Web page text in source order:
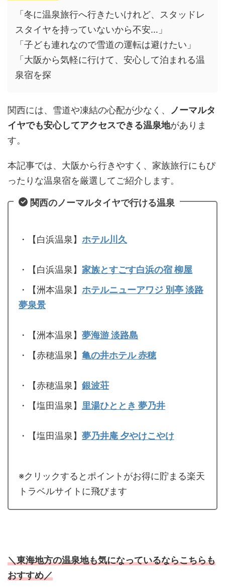
「冬に温泉旅行へ行きたいけれど、スタッドレ
スタイヤを持っていないから不安…」
「子ども連れなので雪道の運転は避けたい」
「大阪から気軽に行けて、安心して泊まれる温
泉宿を探
関西には、雪道や凍結の心配が少なく、
ノーマルタ
イヤでも安心してアクセスできる温泉地がありま
す。
本記事では、大阪から行きやすく、家族旅行にもぴ
ったりな温泉宿を厳選してご紹介します。
関西のノーマルタイヤで行ける温泉
・【白浜温泉】 ホテル川久
・【白浜温泉】 家族とすごす白浜の宿 柳屋
・【洲本温泉】 ホテルニューアワジ 別亭 淡路
夢泉景
・【洲本温泉】 夢海游 淡路島
・【赤穂温泉】 亀の井ホテル 赤穂
・【赤穂温泉】 銀波荘
・【塩田温泉】 里湯ひととき 夢乃井
・【塩田温泉】 夢乃井庵 夕やけこやけ
※クリックするとポイントがお得に貯まる楽天
トラベルサイトに飛びます
＼東海地方の温泉地も気になっているならこちらも
おすすめ／